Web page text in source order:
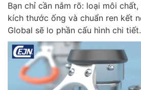
Bạn chỉ cần nắm rõ: loại môi
kích thước ống và chuẩn ren kết
Global sẽ lo phần cấu hình chi tiết.